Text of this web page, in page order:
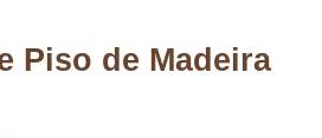
Piso de Madeira